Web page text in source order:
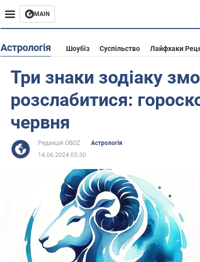
MAIN
Життя
Астрологія Шоубіз Суспільство Лайфхаки
Три знаки зодіаку
розслабитися:
червня
Редакція OBOZ
Астрологія
14.06.2024 05:30